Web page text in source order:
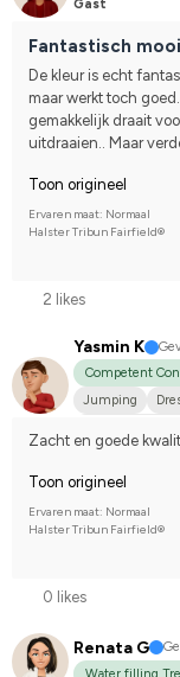
Gast
Fantastisch
De kleur is echt
maar werkt toch
gemakkelijk draait
uitdraaien.. Maar
Toon origineel
Ervaren maat: Normaal
Halster Tribun Fairfield®
2 likes
Yasmin K
Competent
Jumping
Zacht en goede
Toon origineel
Ervaren maat: Normaal
Halster Tribun Fairfield®
0 likes
Renata G